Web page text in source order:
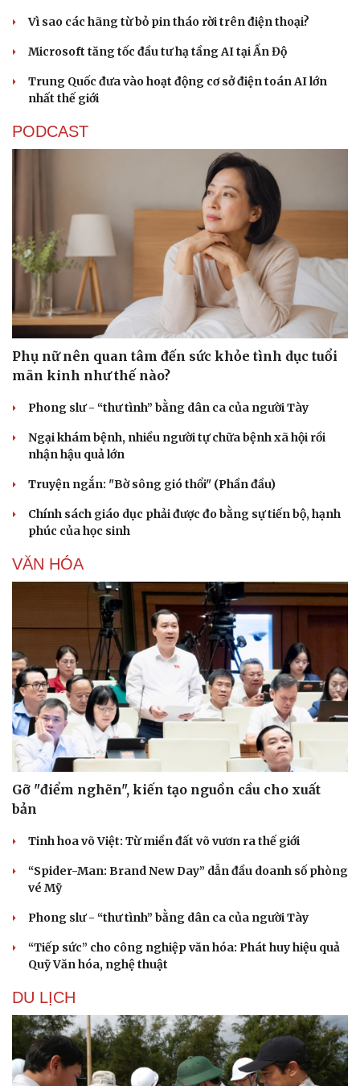
Sân khấu - Điện ảnh
Âm nhạc
Di sản
Giải trí
Nghệ sĩ
Thời trang
Sao Việt
Vì sao các hãng từ bỏ pin tháo rời trên điện thoại?
Microsoft tăng tốc đầu tư hạ tầng AI tại Ấn Độ
Trung Quốc đưa vào hoạt động cơ sở điện toán AI lớn
nhất thế giới
PODCAST
Phụ nữ nên quan tâm đến sức khỏe tình dục tuổi
mãn kinh như thế nào?
Phong slư - “thư tình” bằng dân ca của người Tày
Ngại khám bệnh, nhiều người tự chữa bệnh xã hội rồi
nhận hậu quả lớn
Truyện ngắn: "Bờ sông gió thổi" (Phần đầu)
Chính sách giáo dục phải được đo bằng sự tiến bộ, hạnh
phúc của học sinh
VĂN HÓA
Gỡ "điểm nghẽn", kiến tạo nguồn cầu cho xuất
bản
Tinh hoa võ Việt: Từ miền đất võ vươn ra thế giới
“Spider-Man: Brand New Day” dẫn đầu doanh số phòng
vé Mỹ
Phong slư - “thư tình” bằng dân ca của người Tày
“Tiếp sức” cho công nghiệp văn hóa: Phát huy hiệu quả
Quỹ Văn hóa, nghệ thuật
DU LỊCH